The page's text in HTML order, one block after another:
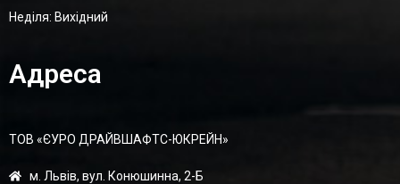
Неділя: Вихідний
Адреса
ТОВ «ЄУРО ДРАЙВШАФТC-ЮКРЕЙН»
м. Львів, вул. Конюшинна, 2-Б